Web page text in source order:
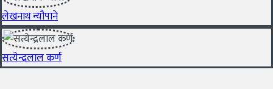
लेखनाथ न्यौपाने
सत्येन्द्रलाल कर्ण